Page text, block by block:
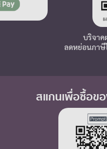
บริจา
ลดหย่อนภาษี
สแกนเพื่อซื้อข